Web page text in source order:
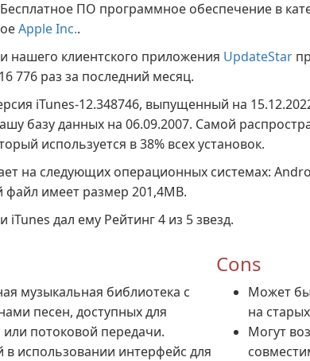
ПО программное обеспечение в
Apple Inc..
нашего клиентского приложения UpdateStar
776 раз за последний месяц.
iTunes-12.348746, выпущенный на
базу данных на 06.09.2007. Самой
используется в 38% всех установок.
на следующих операционных системах:
имеет размер 201,4MB.
iTunes дал ему Рейтинг 4 из 5 звезд.
музыкальная библиотека с
песен, доступных для
или потоковой передачи.
в использовании интерфейс для
Cons
Может
на
Могут